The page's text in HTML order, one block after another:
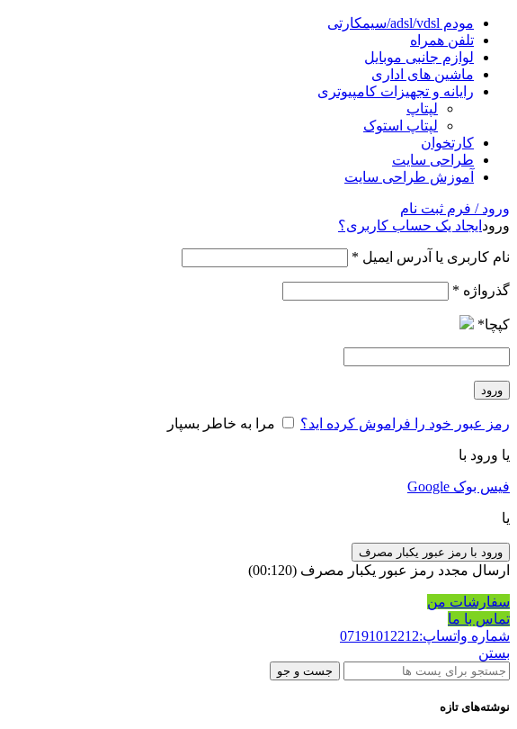
مودم adsl/vdsl/سیمکارتی
تلفن همراه
لوازم جانبی موبایل
ماشین های اداری
رایانه و تجهیزات کامپیوتری
لپتاپ
لپتاپ استوک
کارتخوان
طراحی سایت
آموزش طراحی سایت
ورود / فرم ثبت نام
ورود ایجاد یک حساب کاربری؟
نام کاربری یا آدرس ایمیل *
گذرواژه *
کپچا*
ورود
رمز عبور خود را فراموش کرده اید؟ مرا به خاطر بسپار
یا ورود با
فیس بوک Google
یا
ورود با رمز عبور یکبار مصرف
ارسال مجدد رمز عبور یکبار مصرف (00:
120
)
سفارشات من
تماس با ما
شماره واتساپ:07191012212
بستن
جست و جو
نوشته‌های تازه